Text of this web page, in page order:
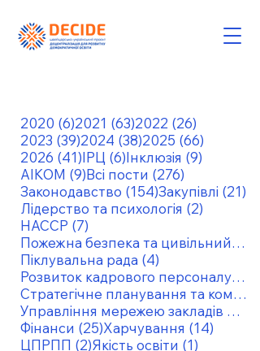
2020 (6)6 постів
2021 (63)63 пости
2022 (26)
2023 (39)39 постів
2024 (38)38 постів
2025 (66)
2026 (41)41 пост
ІРЦ (6)6 постів
Інклюзія (9)
АІКОМ (9)9 постів
Всі пости (276)
Законодавство (154)154 пости
Закупівлі (21)
Лідерство та психологія (2)
НАССР (7)
Пожежна безпека та цивільний захист
Піклувальна рада (4)
Розвиток кадрового персоналу
(6)
Стратегічне планування та комунікація
Управління мережею закладів освіти
Фінанси (25)25 постів
Харчування (14)
ЦПРПП (2)2 пости
Якість освіти (1)